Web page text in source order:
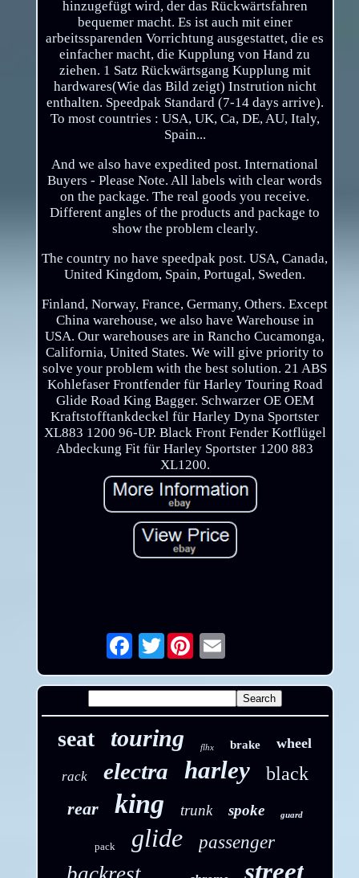
hinzugefügt wird, der das Rückwärtsfahren
bequemer macht. Es ist auch mit einer
arbeitssparenden Vorrichtung ausgestattet, die es
einfacher macht, die Kupplung von Hand zu
ziehen. 1 Satz Rückwärtsgang Kupplung mit
hardwares(Wie das Bild zeigt) Instrution nicht
enthalten. Speedpak Standard (7-14 days arrive).
To most countries : USA, UK, Ca, DE, AU, Italy,
Spain...
And we also have expedited post. International
Buyers - Please Note. All labels with clear words
on the package. The real goods you receive.
Different angles of the products and package to
show the problem clearly.
The country no have speedpak post. USA, Canada,
United Kingdom, Spain, Portugal, Sweden.
Finland, Norway, France, Germany, Others. Except
China warehouse, we also have Warehouse in
USA. Our warehouses are in Rancho Cucamonga,
California, United States. We will give priority to
solve your problem with the best solution. 21 ABS
Kohlefaser Frontfender für Harley Touring Road
Glide Road King Bagger. Schwarzer OE OEM
Kraftstofftankdeckel für Harley Dyna Sportster
XL883 1200 96-UP. Black Front Fender Kotflügel
Abdeckung Fit für Harley Sportster 1200 883
XL1200.
Twitter Email
seat touring flhx brake wheel
rack electra harley black
rear king trunk spoke guard
pack glide passenger
street